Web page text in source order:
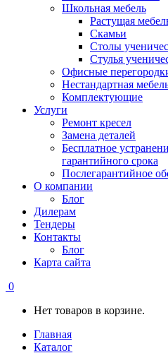
Школьная мебель
Растущая
Скамьи
Столы
Стулья
Офисные
Нестандартная
Комплектующие
Услуги
Ремонт кресел
Замена деталей
Бесплатное
гарантийного срока
Послегарантийное
О компании
Блог
Дилерам
Тендеры
Контакты
Блог
Карта сайта
0
Нет товаров в корзине.
Главная
Каталог